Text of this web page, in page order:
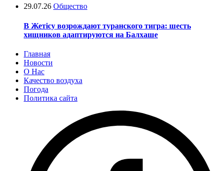
29.07.26 Общество
В Жетісу возрождают туранского тигра: шесть
хищников адаптируются на Балхаше
Главная
Новости
О Нас
Качество воздуха
Погода
Политика сайта